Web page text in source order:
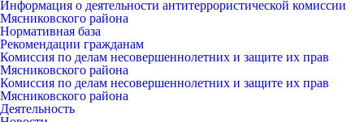
Информация о деятельности антитеррористической комиссии
Мясниковского района
Нормативная база
Рекомендации гражданам
Комиссия по делам несовершеннолетних и защите их прав
Мясниковского района
Комиссия по делам несовершеннолетних и защите их прав
Мясниковского района
Деятельность